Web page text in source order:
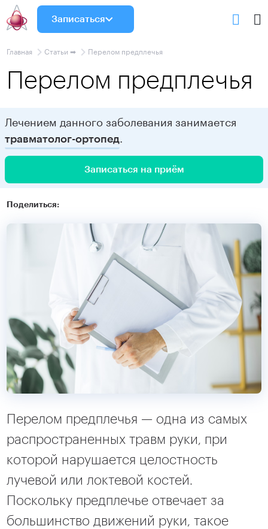
Записаться
Главная Статьи ➡ Перелом предплечья
Перелом предплечья
Лечением данного заболевания занимается
травматолог-ортопед
Записаться на приём
Поделиться:
Перелом предплечья — одна из самых
распространенных травм руки, при
которой нарушается целостность
лучевой или локтевой костей.
Поскольку предплечье отвечает за
большинство движений руки, такое